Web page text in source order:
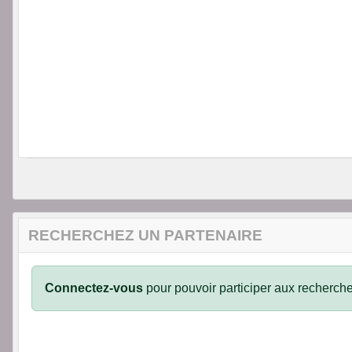
RECHERCHEZ UN PARTENAIRE
Connectez-vous pour pouvoir participer aux